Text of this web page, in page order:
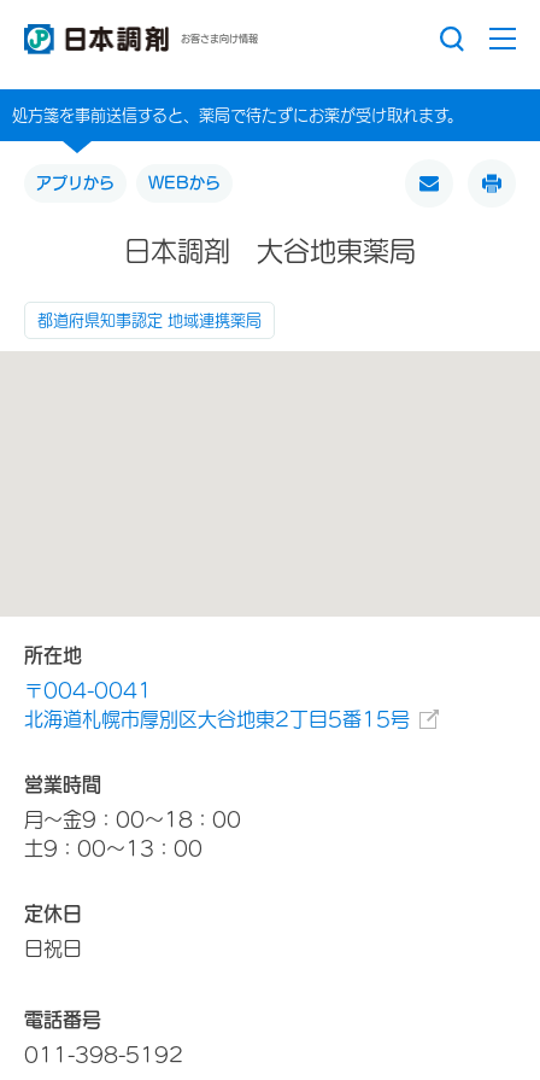
お客さま向け情報
処方箋を事前送信すると、薬局で待たずにお薬が受け取れます。
アプリから WEBから
日本調剤 大谷地東薬局
都道府県知事認定 地域連携薬局
所在地
〒004-0041
北海道札幌市厚別区大谷地東2丁目5番15号
営業時間
月～金9：00～18：00
土9：00～13：00
定休日
日祝日
電話番号
011-398-5192